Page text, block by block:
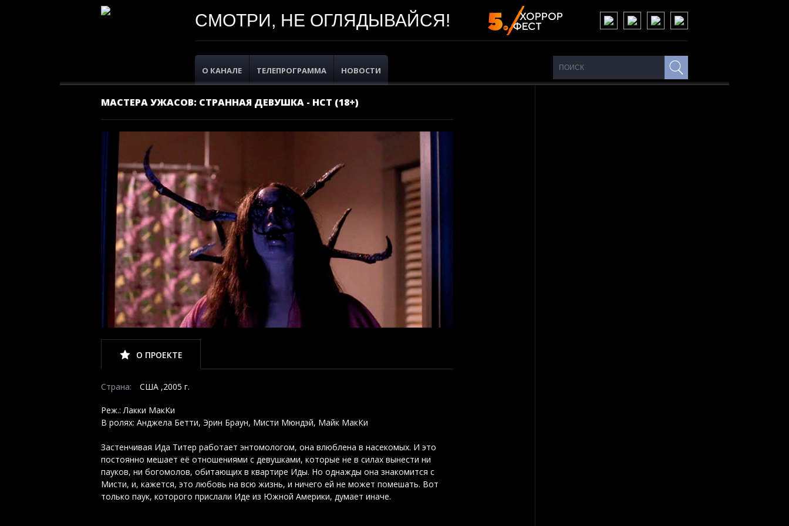
СМОТРИ, НЕ ОГЛЯДЫВАЙСЯ!
О КАНАЛЕ ТЕЛЕПРОГРАММА НОВОСТИ
МАСТЕРА УЖАСОВ: СТРАННАЯ ДЕВУШКА - НСТ (18+)
О ПРОЕКТЕ
Страна: США ,2005 г.
Реж.: Лакки МакКи
В ролях: Анджела Бетти, Эрин Браун, Мисти Мюндэй, Майк МакКи
Застенчивая Ида Титер работает энтомологом, она влюблена в насекомых. И это
постоянно мешает её отношениями с девушками, которые не в силах вынести ни
пауков, ни богомолов, обитающих в квартире Иды. Но однажды она знакомится с
Мисти, и, кажется, это любовь на всю жизнь, и ничего ей не может помешать. Вот
только паук, которого прислали Иде из Южной Америки, думает иначе.